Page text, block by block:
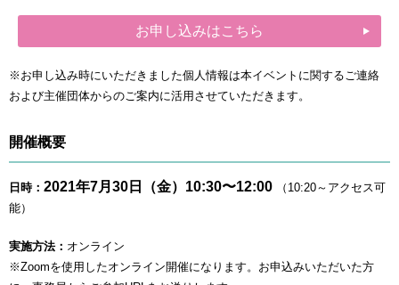
お申し込みはこちら
※お申し込み時にいただきました個人情報は本イベントに関するご連絡
および主催団体からのご案内に活用させていただきます。
開催概要
日時： 2021年7月30日（金）10:30〜12:00 （10:20～アクセス可
能）
実施方法： オンライン
※Zoomを使用したオンライン開催になります。お申込みいただいた方